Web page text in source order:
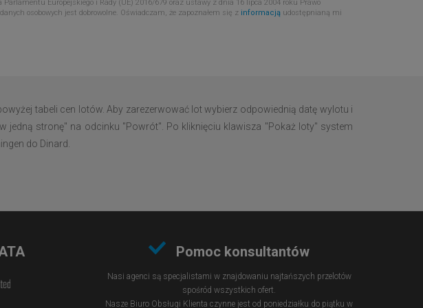
Europejskiego i Rady (UE) 2016/679 oraz ustawy z dnia 16 lipca 2004 roku Prawo
osobowych jest dobrowolne. Oświadczam, że zapoznałem się z informacją udostępnianą mi
tabeli cen lotów. Aby zarezerwować lot wybierz odpowiednią datę wylotu i
stronę" na odcinku "Powrót". Po kliknięciu klawisza "Pokaż loty" system
do Dinard.
Pomoc konsultantów
Nasi agenci są specjalistami w znajdowaniu najtańszych przelotów
spośród wszystkich ofert.
Nasze Biuro Obsługi Klienta czynne jest od poniedziałku do piątku w